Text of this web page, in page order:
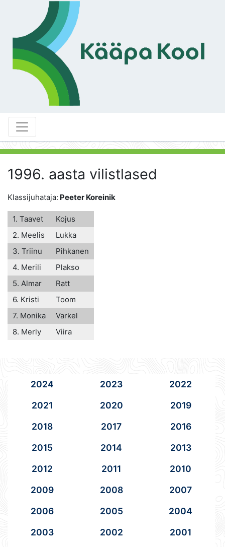
1996. aasta vilistlased
Klassijuhataja: Peeter Koreinik
1. Taavet
Kojus
2. Meelis
Lukka
3. Triinu
Pihkanen
4. Merili
Plakso
5. Almar
Ratt
6. Kristi
Toom
7. Monika
Varkel
8. Merly
Viira
2024 2023
2022
2021
2020
2019
2018
2017
2016
2015
2014
2013
2012
2011
2010
2009
2008
2007
2006
2005
2004
2003
2002
2001